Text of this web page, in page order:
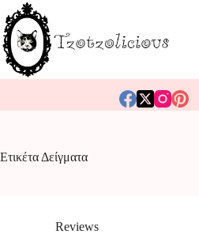
Μετάβαση
στο
περιεχόμενο
Ετικέτα Δείγματα
Reviews